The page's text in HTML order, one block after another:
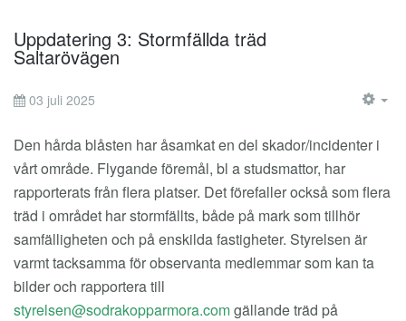
Uppdatering 3: Stormfällda träd
Saltarövägen
03 juli 2025
Den hårda blåsten har åsamkat en del skador/incidenter i
vårt område. Flygande föremål, bl a studsmattor, har
rapporterats från flera platser. Det förefaller också som flera
träd i området har stormfällts, både på mark som tillhör
samfälligheten och på enskilda fastigheter. Styrelsen är
varmt tacksamma för observanta medlemmar som kan ta
bilder och rapportera till
gällande träd på